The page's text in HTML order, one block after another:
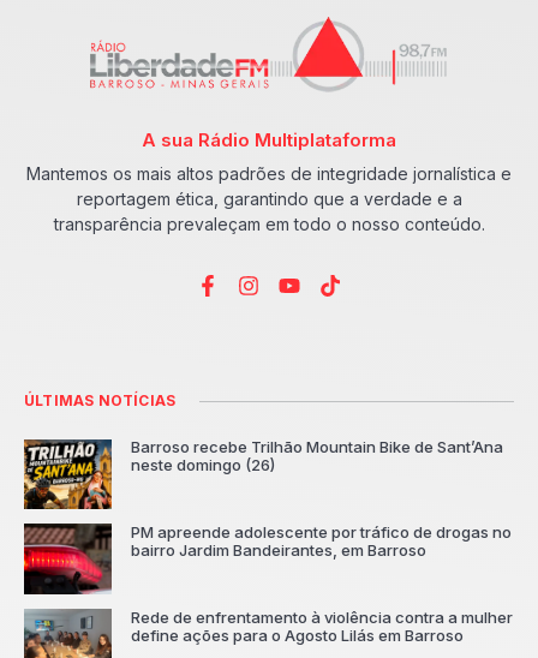
A sua Rádio Multiplataforma
Mantemos os mais altos padrões de integridade jornalística e
reportagem ética, garantindo que a verdade e a
transparência prevaleçam em todo o nosso conteúdo.
ÚLTIMAS NOTÍCIAS
Barroso recebe Trilhão Mountain Bike de Sant’Ana
neste domingo (26)
PM apreende adolescente por tráfico de drogas no
bairro Jardim Bandeirantes, em Barroso
Rede de enfrentamento à violência contra a mulher
define ações para o Agosto Lilás em Barroso